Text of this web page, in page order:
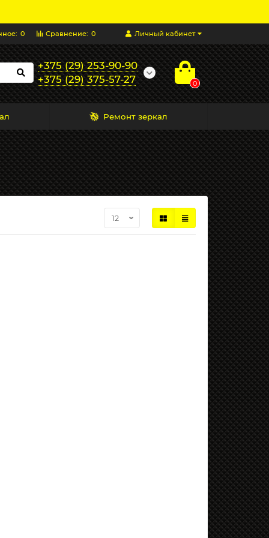
Личный кабинет
Сравнение: 0
0
+375 (29) 253-90-90
+375 (29) 375-57-27
0
Ремонт зеркал